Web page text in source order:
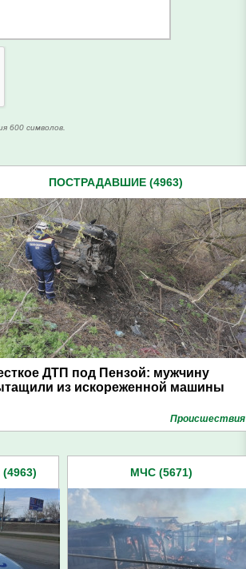
600 символов.
ПОСТРАДАВШИЕ (4963)
ДТП под Пензой: мужчину
из искореженной машины
Проиcшествия
МЧС (5671)